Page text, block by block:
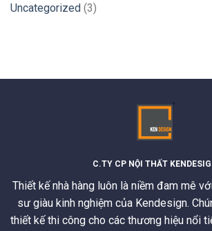
Uncategorized (3)
C.TY CP NỘI THẤT
Thiết kế nhà hàng luôn là niềm đam mê
sư giàu kinh nghiệm của Kendesign.
thiết kế thi công cho các thương hiệu nổi